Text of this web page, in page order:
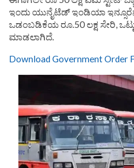
ಇಂದು ಯುನೈಟೆಡ್ ಇಂಡಿಯಾ
ಒಡಂಬಡಿಕೆಯ ರೂ.50 ಲಕ್ಷ ಸೇರಿ,
ಮಾಡಲಾಗಿದೆ.
Download Government Order